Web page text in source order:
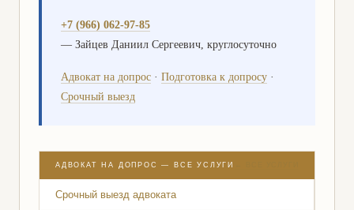
+7 (966) 062-97-85
— Зайцев Даниил Сергеевич, круглосуточно
Адвокат на допрос · Подготовка к допросу ·
Срочный выезд
АДВОКАТ НА ДОПРОС — ВСЕ УСЛУГИ
Срочный выезд адвоката